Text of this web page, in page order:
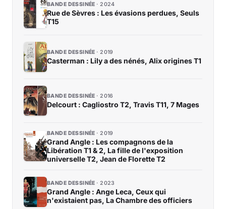
BANDE DESSINÉE 2024
Rue de Sèvres : Les évasions perdues, Seuls
T15
BANDE DESSINÉE 2019
Casterman : Lily a des nénés, Alix origines T1
BANDE DESSINÉE 2016
Delcourt : Cagliostro T2, Travis T11, 7 Mages
BANDE DESSINÉE 2019
Grand Angle : Les compagnons de la
Libération T1 & 2, La fille de l'exposition
universelle T2, Jean de Florette T2
BANDE DESSINÉE 2023
Grand Angle : Ange Leca, Ceux qui
n'existaient pas, La Chambre des officiers